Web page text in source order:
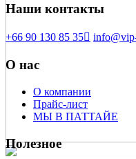
Наши контакты
+66 90 130 85 35
О нас
О компании
Прайс-лист
МЫ В ПАТТАЙЕ
Полезное